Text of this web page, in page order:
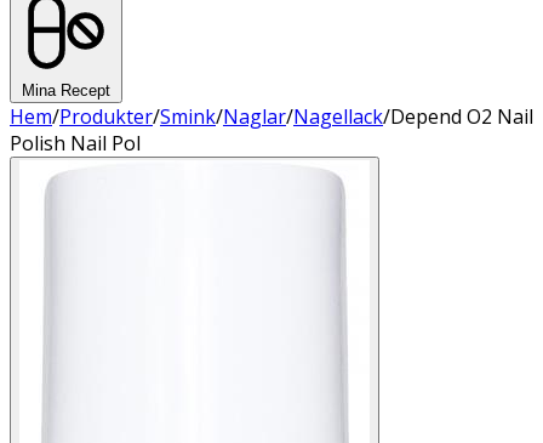
Mina Recept
Hem/Produkter/Smink/Naglar/Nagellack/Depend O2 Nail
Polish Nail Pol